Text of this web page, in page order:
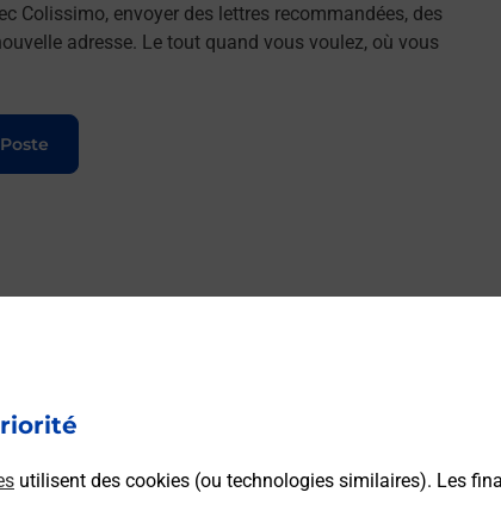
utilisent des cookies (ou technologies similaires). Les
Colissimo, envoyer des lettres recommandées, des
adresse. Le tout quand vous voulez, où vous